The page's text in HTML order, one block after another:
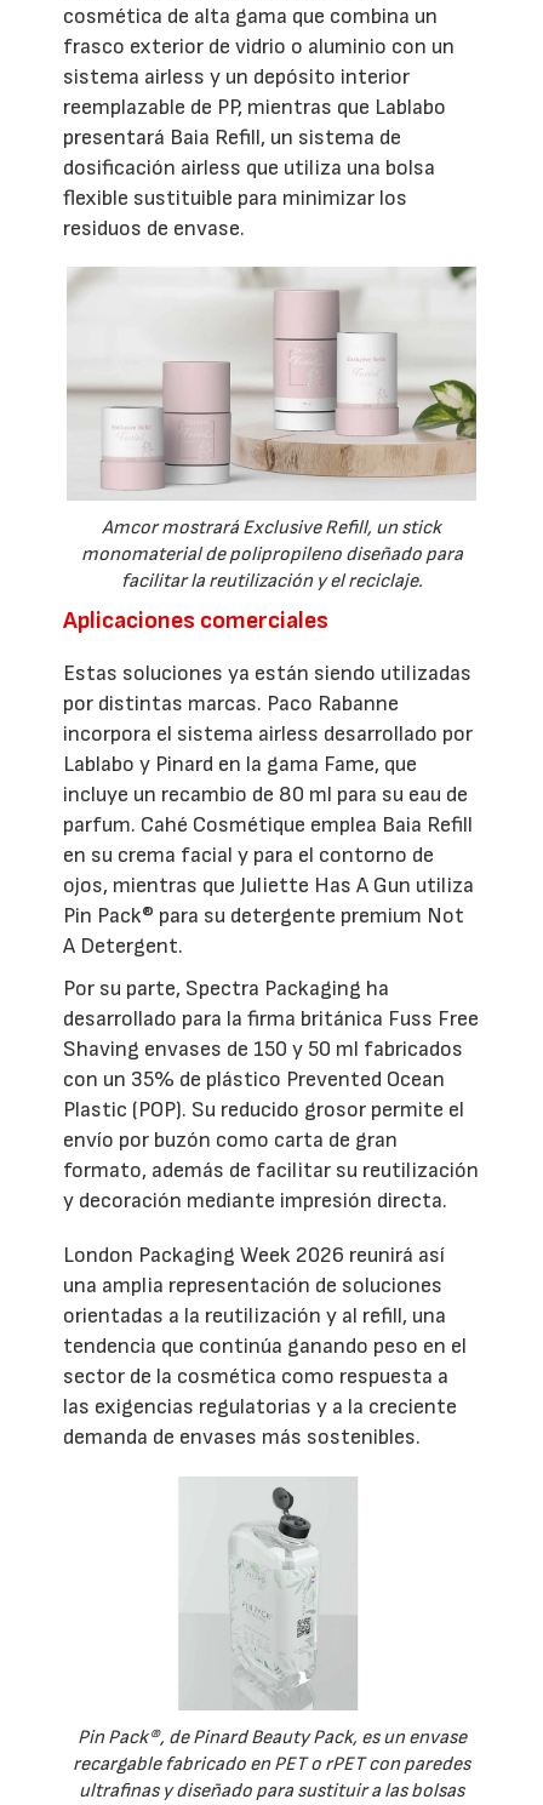
cosmética de alta gama que combina un
frasco exterior de vidrio o aluminio con un
sistema airless y un depósito interior
reemplazable de PP, mientras que Lablabo
presentará Baia Refill, un sistema de
dosificación airless que utiliza una bolsa
flexible sustituible para minimizar los
residuos de envase.
Amcor mostrará Exclusive Refill, un stick
monomaterial de polipropileno diseñado para
facilitar la reutilización y el reciclaje.
Aplicaciones comerciales
Estas soluciones ya están siendo utilizadas
por distintas marcas. Paco Rabanne
incorpora el sistema airless desarrollado por
Lablabo y Pinard en la gama Fame, que
incluye un recambio de 80 ml para su eau de
parfum. Cahé Cosmétique emplea Baia Refill
en su crema facial y para el contorno de
ojos, mientras que Juliette Has A Gun utiliza
Pin Pack® para su detergente premium Not
A Detergent.
Por su parte, Spectra Packaging ha
desarrollado para la firma británica Fuss Free
Shaving envases de 150 y 50 ml fabricados
con un 35% de plástico Prevented Ocean
Plastic (POP). Su reducido grosor permite el
envío por buzón como carta de gran
formato, además de facilitar su reutilización
y decoración mediante impresión directa.
London Packaging Week 2026 reunirá así
una amplia representación de soluciones
orientadas a la reutilización y al refill, una
tendencia que continúa ganando peso en el
sector de la cosmética como respuesta a
las exigencias regulatorias y a la creciente
demanda de envases más sostenibles.
Pin Pack®, de Pinard Beauty Pack, es un envase
recargable fabricado en PET o rPET con paredes
ultrafinas y diseñado para sustituir a las bolsas